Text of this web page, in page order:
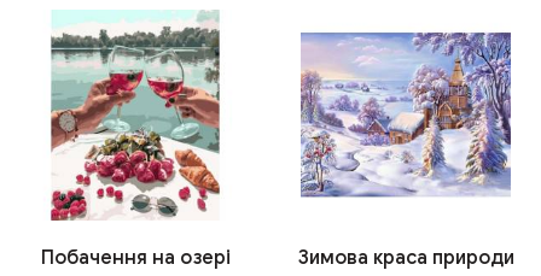
Побачення на озері Зимова краса природи